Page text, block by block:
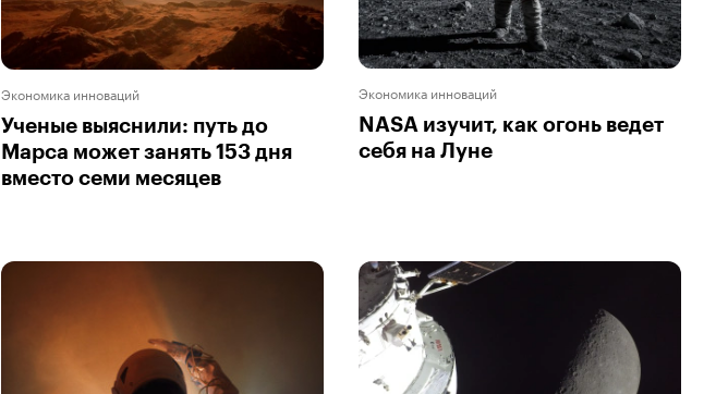
Экономика инноваций
Ученые выяснили: путь до
Марса может занять 153 дня
вместо семи месяцев
Экономика инноваций
NASA изучит, как огонь ведет
себя на Луне